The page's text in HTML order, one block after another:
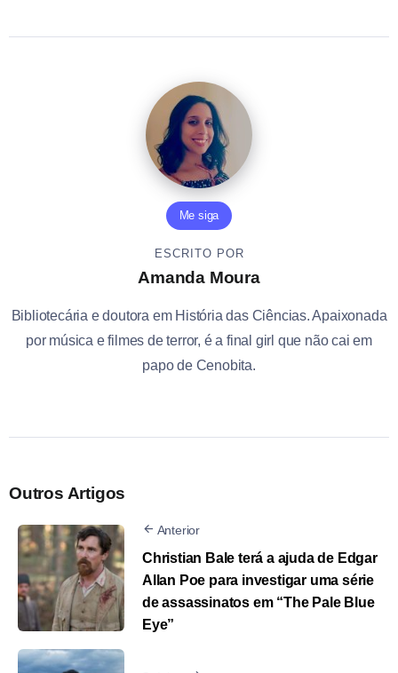
Me siga
ESCRITO POR
Amanda Moura
Bibliotecária e doutora em História das Ciências. Apaixonada
por música e filmes de terror, é a final girl que não cai em
papo de Cenobita.
Outros Artigos
Anterior
Christian Bale terá a ajuda de Edgar
Allan Poe para investigar uma série
de assassinatos em “The Pale Blue
Eye”